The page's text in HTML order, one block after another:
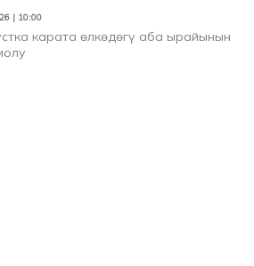
| 10:00
карата өлкөдөгү аба ырайынын